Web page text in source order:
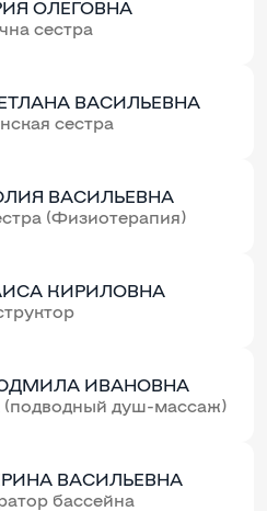
ОЛЕГОВНА
сестра
ВАСИЛЬЕВНА
сестра
ВАСИЛЬЕВНА
(Физиотерапия)
КИРИЛОВНА
ИВАНОВНА
(подводный душ-массаж)
ВАСИЛЬЕВНА
бассейна